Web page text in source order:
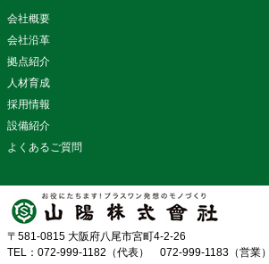
会社概要
会社沿革
拠点紹介
人材育成
採用情報
設備紹介
よくあるご質問
〒581-0815 大阪府八尾市宮町4-2-26
TEL：072-999-1182（代表） 072-999-1183（営業）